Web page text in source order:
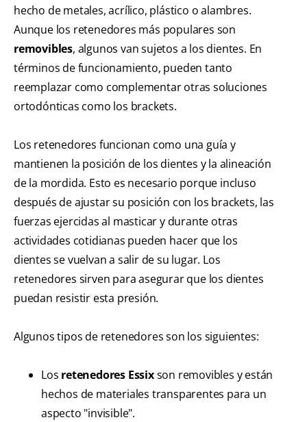
hecho de metales, acrílico, plástico o alambres.
Aunque los retenedores más populares son
removibles, algunos van sujetos a los dientes. En
términos de funcionamiento, pueden tanto
reemplazar como complementar otras soluciones
ortodónticas como los brackets.
Los retenedores funcionan como una guía y
mantienen la posición de los dientes y la alineación
de la mordida. Esto es necesario porque incluso
después de ajustar su posición con los brackets, las
fuerzas ejercidas al masticar y durante otras
actividades cotidianas pueden hacer que los
dientes se vuelvan a salir de su lugar. Los
retenedores sirven para asegurar que los dientes
puedan resistir esta presión.
Algunos tipos de retenedores son los siguientes:
Los retenedores Essixson removibles y están
hechos de materiales transparentes para un
aspecto "invisible".